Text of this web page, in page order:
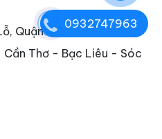
Quận 8
Cần Thơ - Bạc Liêu - Sóc
0932747963